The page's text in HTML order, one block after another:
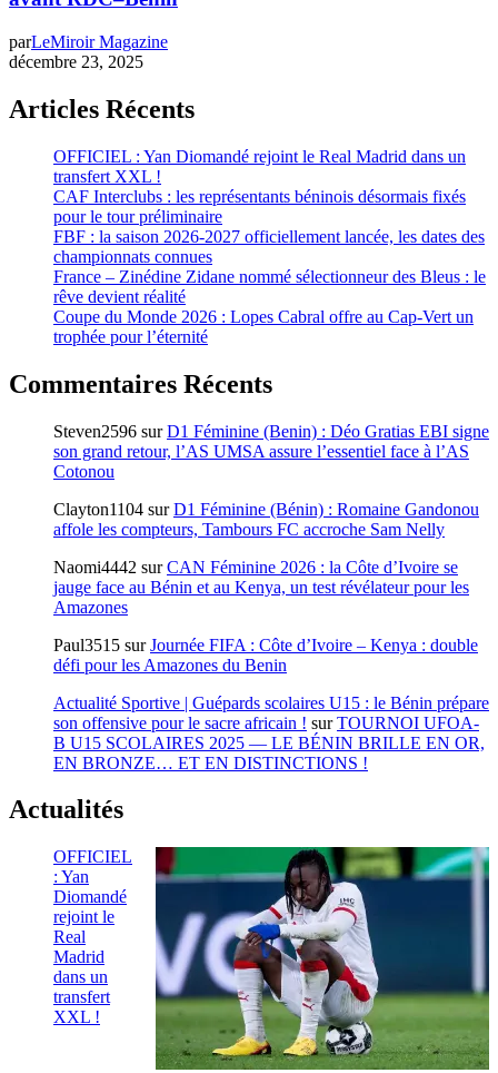
parLeMiroir Magazine
décembre 23, 2025
Articles Récents
OFFICIEL : Yan Diomandé rejoint le Real Madrid dans un
transfert XXL !
CAF Interclubs : les représentants béninois désormais fixés
pour le tour préliminaire
FBF : la saison 2026-2027 officiellement lancée, les dates des
championnats connues
France – Zinédine Zidane nommé sélectionneur des Bleus : le
rêve devient réalité
Coupe du Monde 2026 : Lopes Cabral offre au Cap-Vert un
trophée pour l’éternité
Commentaires Récents
Steven2596 surD1 Féminine (Benin) : Déo Gratias EBI signe
son grand retour, l’AS UMSA assure l’essentiel face à l’AS
Cotonou
Clayton1104 surD1 Féminine (Bénin) : Romaine Gandonou
affole les compteurs, Tambours FC accroche Sam Nelly
Naomi4442 surCAN Féminine 2026 : la Côte d’Ivoire se
jauge face au Bénin et au Kenya, un test révélateur pour les
Amazones
Paul3515 surJournée FIFA : Côte d’Ivoire – Kenya : double
défi pour les Amazones du Benin
Actualité Sportive | Guépards scolaires U15 : le Bénin prépare
son offensive pour le sacre africain ! surTOURNOI UFOA-
B U15 SCOLAIRES 2025 — LE BÉNIN BRILLE EN OR,
EN BRONZE… ET EN DISTINCTIONS !
Actualités
OFFICIEL
: Yan
Diomandé
rejoint le
Real
Madrid
dans un
transfert
XXL !